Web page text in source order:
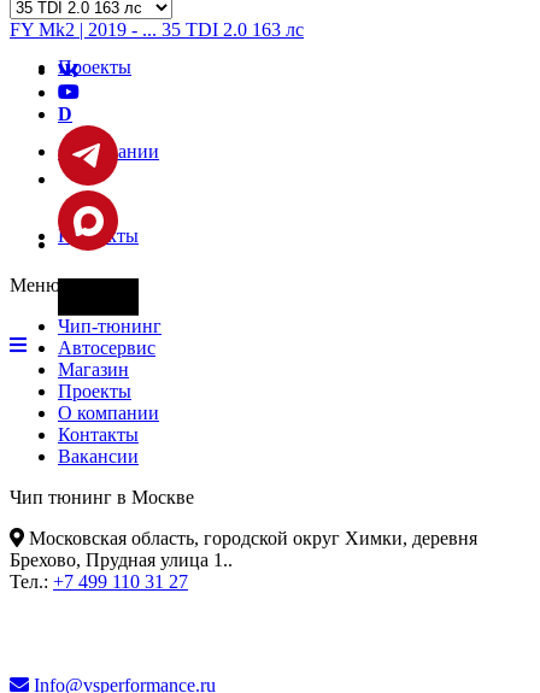
Проекты
О компании
Контакты
FY Mk2 | 2019 - ... 35 TDI 2.0 163 лс
D
Меню
Чип-тюнинг
Автосервис
Магазин
Проекты
О компании
Контакты
Вакансии
Чип тюнинг в Москве
Московская область, городской округ Химки, деревня
Брехово, Прудная улица 1..
Тел.: +7 499 110 31 27
Info@vsperformance.ru